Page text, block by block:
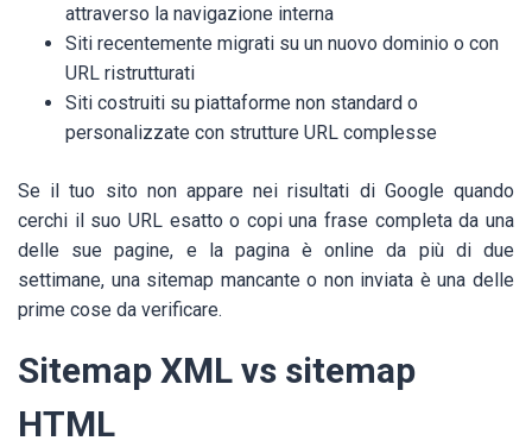
attraverso la navigazione interna
Siti recentemente migrati su un nuovo dominio o con
URL ristrutturati
Siti costruiti su piattaforme non standard o
personalizzate con strutture URL complesse
Se il tuo sito non appare nei risultati di Google quando
cerchi il suo URL esatto o copi una frase completa da una
delle sue pagine, e la pagina è online da più di due
settimane, una sitemap mancante o non inviata è una delle
prime cose da verificare.
Sitemap XML vs sitemap
HTML